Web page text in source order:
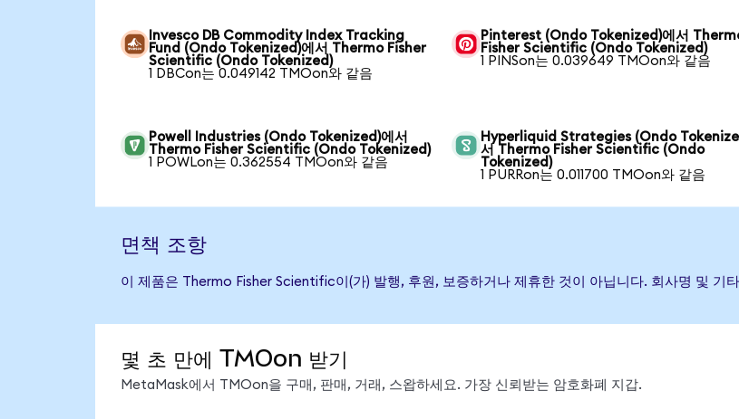
Invesco DB Commodity Index Tracking
Fund (Ondo Tokenized)에서 Thermo Fisher
Scientific (Ondo Tokenized)
1 DBCon는 0.049142 TMOon와 같음
Pinterest (Ondo Tokenized)에서
Fisher Scientific (Ondo Tokenized)
1 PINSon는 0.039649 TMOon와 같음
Powell Industries (Ondo Tokenized)에서
Thermo Fisher Scientific (Ondo Tokenized)
1 POWLon는 0.362554 TMOon와 같음
Hyperliquid Strategies (Ondo
서 Thermo Fisher Scientific (Ondo
Tokenized)
1 PURRon는 0.011700 TMOon와 같음
면책 조항
이 제품은 Thermo Fisher Scientific이(가) 발행, 후원, 보증하거나 제휴한 것이 아닙니다. 회사명 및 기
몇 초 만에 TMOon 받기
MetaMask에서 TMOon을 구매, 판매, 거래, 스왑하세요. 가장 신뢰받는 암호화폐 지갑.